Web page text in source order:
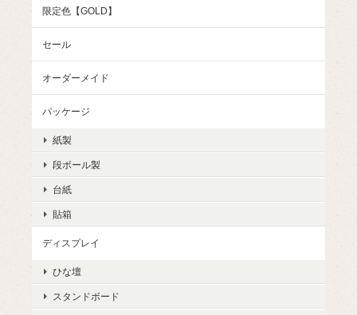
限定色【GOLD】
セール
オーダーメイド
パッケージ
紙製
段ボール製
台紙
貼箱
ディスプレイ
ひな壇
スタンドボード